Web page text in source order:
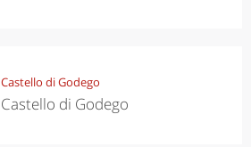
Castello di Godego
Castello di Godego